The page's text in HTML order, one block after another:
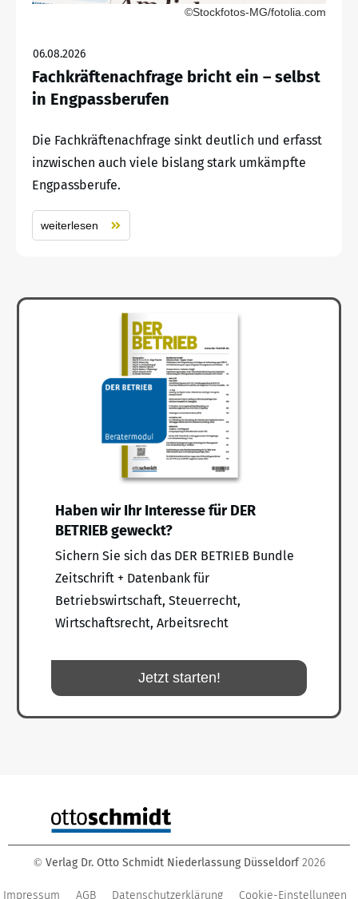
©Stockfotos-MG/fotolia.com
06.08.2026
Fachkräftenachfrage bricht ein – selbst
in Engpassberufen
Die Fachkräftenachfrage sinkt deutlich und erfasst
inzwischen auch viele bislang stark umkämpfte
Engpassberufe.
weiterlesen
Haben wir Ihr Interesse für DER
BETRIEB geweckt?
Sichern Sie sich das DER BETRIEB Bundle
Zeitschrift + Datenbank für
Betriebswirtschaft, Steuerrecht,
Wirtschaftsrecht, Arbeitsrecht
Jetzt starten!
© Verlag Dr. Otto Schmidt Niederlassung Düsseldorf 2026
Impressum AGB Datenschutzerklärung Cookie-Einstellungen